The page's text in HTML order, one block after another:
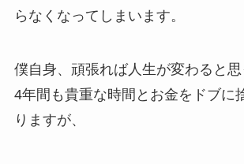
らなくなってしまいます。
僕自身、頑張れば人生が変わると思
4年間も貴重な時間とお金をドブに
りますが、